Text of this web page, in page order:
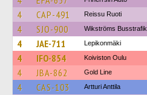
4 CAP-491 Reissu Ruoti
4 SJO-900 Wikströms Busstrafik
4 JAE-711 Lepikonmäki
4 IFO-854 Koiviston Oulu
4 JBA-862 Gold Line
4 CAS-103 Artturi Anttila